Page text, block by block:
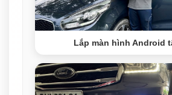
Lắp màn hình Android